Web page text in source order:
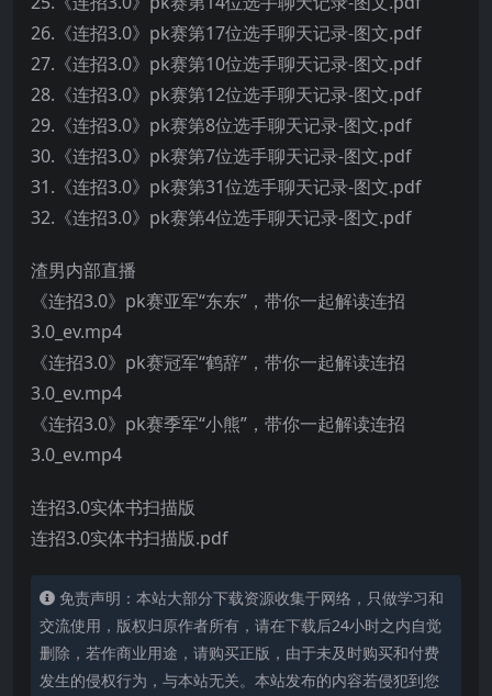
26.《连招3.0》pk赛第17位选手聊天记录-图文.pdf
27.《连招3.0》pk赛第10位选手聊天记录-图文.pdf
28.《连招3.0》pk赛第12位选手聊天记录-图文.pdf
29.《连招3.0》pk赛第8位选手聊天记录-图文.pdf
30.《连招3.0》pk赛第7位选手聊天记录-图文.pdf
31.《连招3.0》pk赛第31位选手聊天记录-图文.pdf
32.《连招3.0》pk赛第4位选手聊天记录-图文.pdf
渣男内部直播
《连招3.0》pk赛亚军“东东”，带你一起解读连招
3.0_ev.mp4
《连招3.0》pk赛冠军“鹤辞”，带你一起解读连招
3.0_ev.mp4
《连招3.0》pk赛季军“小熊”，带你一起解读连招
3.0_ev.mp4
连招3.0实体书扫描版
连招3.0实体书扫描版.pdf
免责声明：本站大部分下载资源收集于网络，只做学习和
交流使用，版权归原作者所有，请在下载后24小时之内自觉
删除，若作商业用途，请购买正版，由于未及时购买和付费
发生的侵权行为，与本站无关。本站发布的内容若侵犯到您